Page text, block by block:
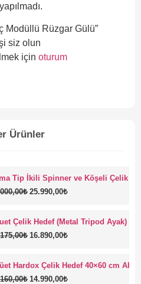
Modüllü Rüzgar Gülü”
siz olun
için oturum
Ürünler
Tip İkili Spinner ve Köşeli Çelik
₺ 25.990,00₺
Çelik Hedef (Metal Tripod Ayak)
₺ 16.890,00₺
Hardox Çelik Hedef 40×60 cm
₺ 14.990,00₺